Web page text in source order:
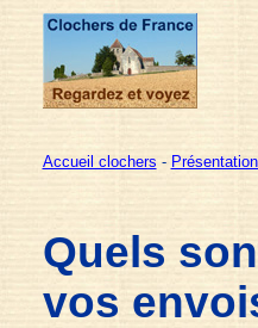
Accueil clochers -
Quels
vos